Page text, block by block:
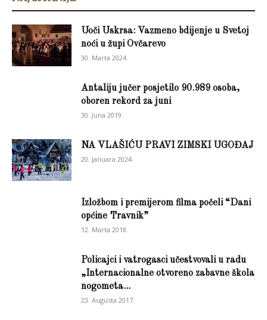
Uoči Uskrsa: Vazmeno bdijenje u Svetoj
noći u župi Ovčarevo
30. Marta 2024.
Antaliju jučer posjetilo 90.989 osoba,
oboren rekord za juni
30. Juna 2019.
NA VLAŠIĆU PRAVI ZIMSKI UGOĐAJ
20. Januara 2024.
Izložbom i premijerom filma počeli “Dani
općine Travnik”
12. Marta 2018.
Policajci i vatrogasci učestvovali u radu
„Internacionalne otvoreno zabavne škola
nogometa...
23. Augusta 2017.